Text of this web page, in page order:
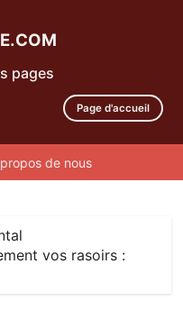
pages
Page d'accueil
de nous
vos rasoirs :